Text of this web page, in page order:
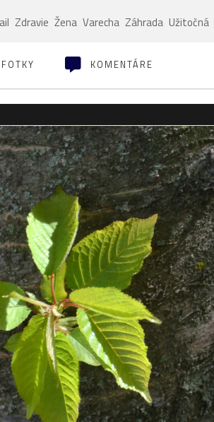
Zdravie Žena Varecha Záhrada Užitočná
FOTKY KOMENTÁRE